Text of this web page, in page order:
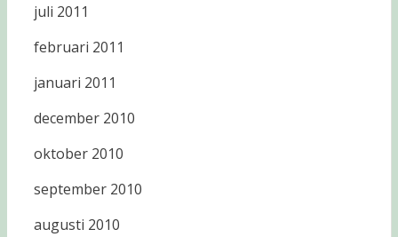
juli 2011
februari 2011
januari 2011
december 2010
oktober 2010
september 2010
augusti 2010